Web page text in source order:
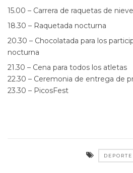
15.00 – Carrera de raquetas de nieve
18.30 – Raquetada nocturna
20.30 – Chocolatada para los
nocturna
21.30 – Cena para todos los atletas
22.30 – Ceremonia de entrega de
23.30 – PicosFest
DEPORTE